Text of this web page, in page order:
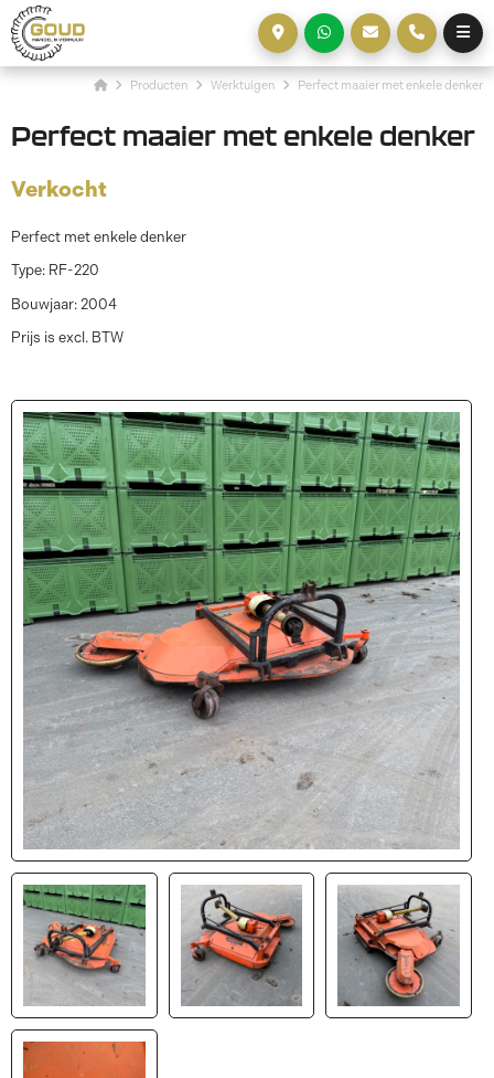
Producten Werktuigen Perfect maaier met enkele denker
Perfect maaier met enkele denker
Verkocht
Perfect met enkele denker
Type: RF-220
Bouwjaar: 2004
Prijs is excl. BTW